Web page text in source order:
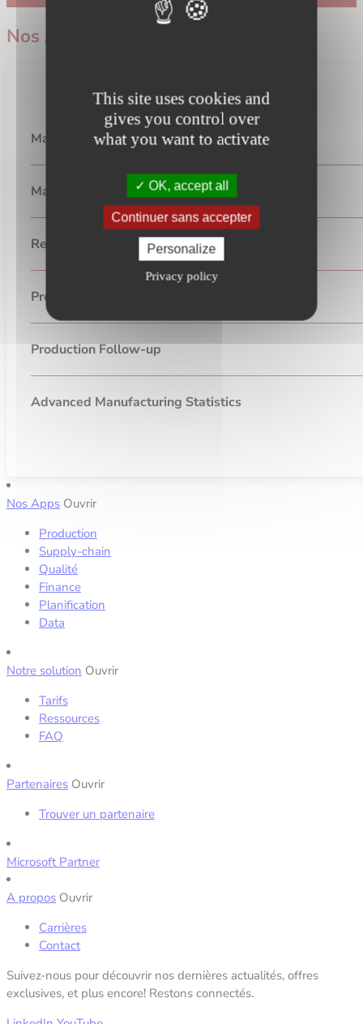
This site uses cookies and
gives you control over
what you want to activate
OK, accept all
Continuer sans accepter
Personalize
Privacy policy
Nos Apps
Manufacturing Essentials
Manufacturing Batch Size
Recipe Instructions
Production Scenarios
Production Follow-up
Advanced Manufacturing Statistics
Nos Apps Ouvrir
Production
Supply-chain
Qualité
Finance
Planification
Data
Notre solution Ouvrir
Tarifs
Ressources
FAQ
Partenaires Ouvrir
Trouver un partenaire
Microsoft Partner
A propos Ouvrir
Carrières
Contact
Suivez-nous pour découvrir nos dernières actualités, offres
exclusives, et plus encore! Restons connectés.